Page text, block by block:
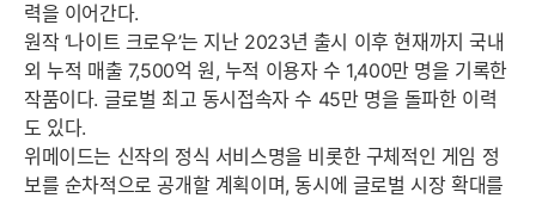
력을 이어간다.
원작 ‘나이트 크로우’는 지난 2023년 출시 이후 현재까지 국내
외 누적 매출 7,500억 원, 누적 이용자 수 1,400만 명을 기록한
작품이다. 글로벌 최고 동시접속자 수 45만 명을 돌파한 이력
도 있다.
위메이드는 신작의 정식 서비스명을 비롯한 구체적인 게임 정
보를 순차적으로 공개할 계획이며, 동시에 글로벌 시장 확대를